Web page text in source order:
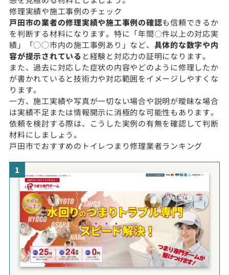
修理実績や施工事例のチェック
戸田市の業者の修理実績や施工事例の確認も信頼できるか
を判断する材料になります。特に「年間〇件以上の対応実
績」「◯◯市内の施工事例あり」など、 具体的な数字や内
容が提示されている と経験と対応力の証明になります。
また、過去に対応した症状の内容やどのように修理したか
が書かれていると技術力や対応範囲をイメージしやすくな
ります。
一方、施工実績や写真が一切ない場合や説明が曖昧な場合
は実績不足または情報開示に消極的な可能性もあります。
依頼を検討する際は、こうした実例の有無を確認して判断
材料にしましょう。
戸田市でおすすめのトイレつまり修理業者ランキング
1